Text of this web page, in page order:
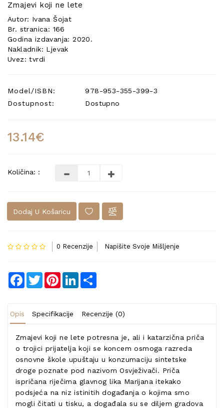
Zmajevi koji ne lete
Autor: Ivana Šojat
Br. stranica: 166
Godina izdavanja: 2020.
Nakladnik: Ljevak
Uvez: tvrdi
Model/ISBN:
978-953-355-399-3
Dostupnost:
Dostupno
13.14€
Količina: :
Dodaj U Košaricu
0 Recenzije Napišite Svoje Mišljenje
Facebook
TwitterPinterestLinkedIn
Opis Specifikacije Recenzije (0)
Zmajevi koji ne lete potresna je, ali i katarzična priča
o trojici prijatelja koji se koncem osmoga razreda
osnovne škole upuštaju u konzumaciju sintetske
droge poznate pod nazivom Osvježivači. Priča
ispričana riječima glavnog lika Marijana itekako
podsjeća na niz istinitih događanja o kojima smo
mogli čitati u tisku, a događala su se diljem gradova